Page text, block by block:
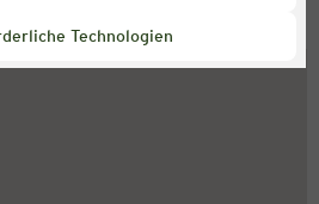
Technologien